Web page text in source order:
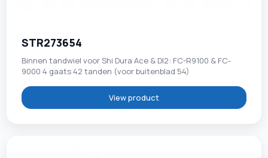
STR273654
Binnen tandwiel voor Shi Dura Ace & DI2: FC-R9100 & FC-
9000 4 gaats 42 tanden (voor buitenblad 54)
View product